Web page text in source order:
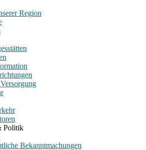
Region
Politik
Bekanntmachungen